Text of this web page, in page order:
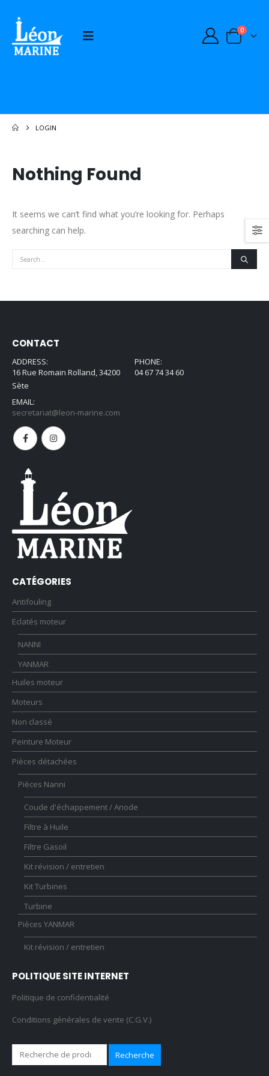
0
LOGIN
Nothing Found
It seems we can’t find what you’re looking for. Perhaps
searching can help.
CONTACT
ADDRESS:
16 Rue Romain Rolland, 34200
Sète
PHONE:
04 67 74 34 60
EMAIL:
secretariat@leon-marine.com
CATÉGORIES
Antifouling
Eclatés moteur
NANNI
YANMAR
Huiles moteur
Moteurs
Non classé
Peinture Moteur
Pièces détachées
Pièces Nanni
Coude d'échappement / Anode
Filtre à Huile
Filtre Gasoil
Kit révision / entretien
Kit Turbines
Turbine
Pièces YANMAR
Kit révision / entretien
POLITIQUE SITE INTERNET
Politique de confidentialité
Conditions générales de vente (C.G.V.)
Recherche